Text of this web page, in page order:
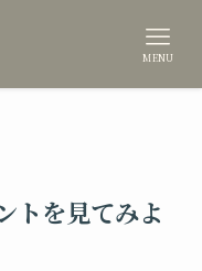
MENU
トを見てみよ